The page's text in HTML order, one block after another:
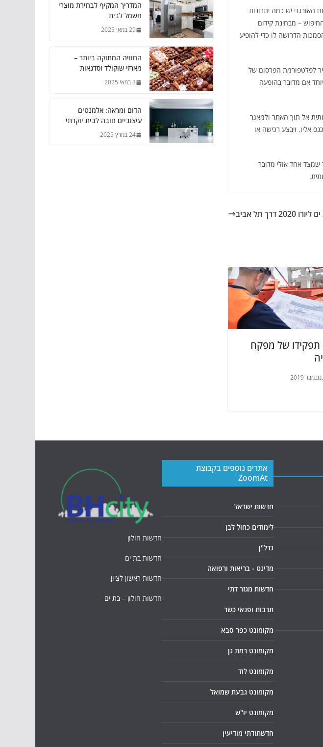
האורגני יש כמה יתרונות
– מבחינת קידום
הדרושה לו כדי להופיע
לפלטפורמת הפרסום של
אם מדובר בהופעה
אל תוך האתר ולמאגר
אליו, ויבצע רכישה או
שמצד אחד אולי מדובר
תל אביב
של מפקח
המדריך המקיף לבחירת מוצרי
חשמל לבית
29 במאי 2025
החוויה המתוקה ביותר –
מארזי שוקולד וסדנאות
3 במאי 2025
הדום ומראה: אלמנטים
עיצוביים חובה לבית יוקרתי
24 במרץ 2025
אתרים נוספים בקבוצת
ZoomAt
חדשות ישראל
לימודים כחול לבן
נדל"ן
מדינט - בריאות ורפואה
חדשות מגזר דתי
תרבות ופנאי כשר
מקומונט כפר סבא
מקומונט רמת גן
מקומונט לוד
מקומונט גבעת שמואל
מקומונט יו"ש
חדשתודתי מודיעין
חדשות חולון
חדשות בת ים
חדשות ראשון לציון
חדשות חולון – בת ים